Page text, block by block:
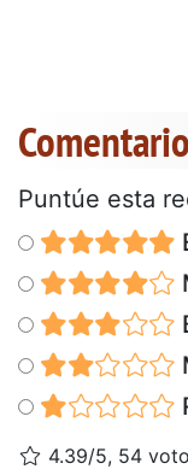
Puntúe esta
4.39/5, 54